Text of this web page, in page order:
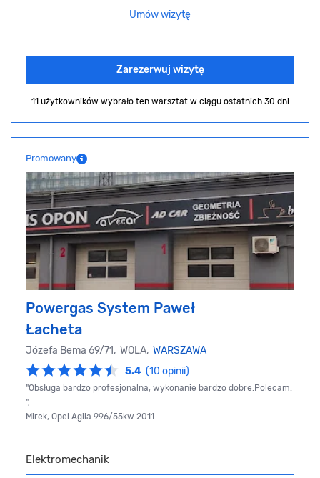
Umów wizytę
Zarezerwuj wizytę
11 użytkowników wybrało ten warsztat w ciągu ostatnich 30 dni
Promowany
Powergas System Paweł
Łacheta
Józefa Bema 69/71, WOLA, WARSZAWA
5.4 (10 opinii)
"Obsługa bardzo profesjonalna, wykonanie bardzo dobre.Polecam.
",
Mirek, Opel Agila 996/55kw 2011
Elektromechanik